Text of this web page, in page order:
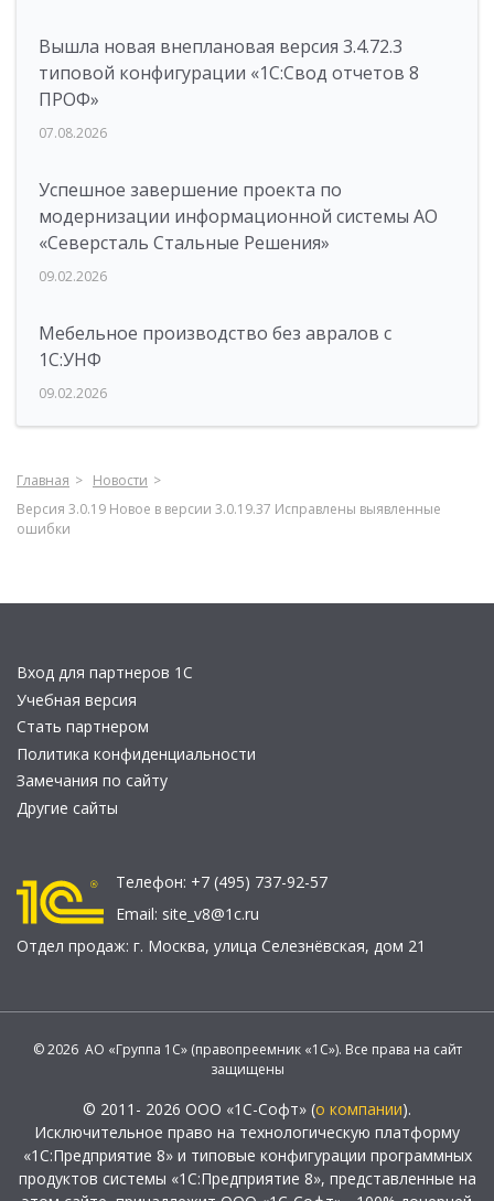
Вышла новая внеплановая версия 3.4.72.3
типовой конфигурации «1C:Свод отчетов 8
ПРОФ»
07.08.2026
Успешное завершение проекта по
модернизации информационной системы АО
«Северсталь Стальные Решения»
09.02.2026
Мебельное производство без авралов с
1С:УНФ
09.02.2026
Главная
Новости
Версия 3.0.19 Новое в версии 3.0.19.37 Исправлены выявленные
ошибки
Вход для партнеров 1С
Учебная версия
Стать партнером
Политика конфиденциальности
Замечания по сайту
Другие сайты
Телефон: +7 (495) 737-92-57
Email: site_v8@1c.ru
Отдел продаж: г. Москва, улица Селезнёвская, дом 21
© 2026 АО «Группа 1С» (правопреемник «1С»). Все права на сайт
защищены
© 2011- 2026 ООО «1С-Софт» (о компании).
Исключительное право на технологическую платформу
«1С:Предприятие 8» и типовые конфигурации программных
продуктов системы «1С:Предприятие 8», представленные на